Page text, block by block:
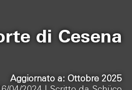
di Cesena
Aggiornato a: Ottobre 2025